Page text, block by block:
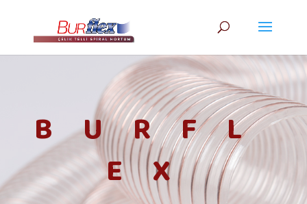
BURFL
EX